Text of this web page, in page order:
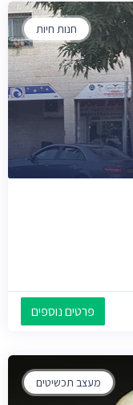
חנות חיות
פרטים נוספים
מעצב תכשיטים